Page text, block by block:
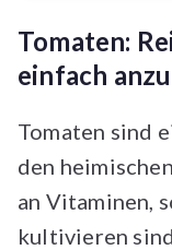
Tomaten:
einfach
Tomaten sind
den
an Vitaminen,
kultivieren